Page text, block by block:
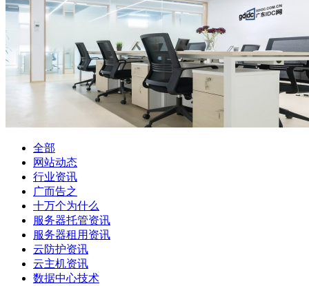
全部
网站动态
行业资讯
广而告之
十万个为什么
服务器托管资讯
服务器租用资讯
云防护资讯
云主机资讯
数据中心技术